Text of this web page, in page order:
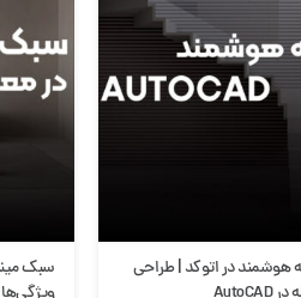
داخلی | اصول،
آموزش